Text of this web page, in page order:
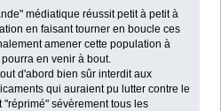
médiatique réussit petit à petit à
en faisant tourner en boucle ces
amener cette population à
en venir à bout.
d'abord bien sûr interdit aux
qui auraient pu lutter contre le
"réprimé" sévèrement tous les